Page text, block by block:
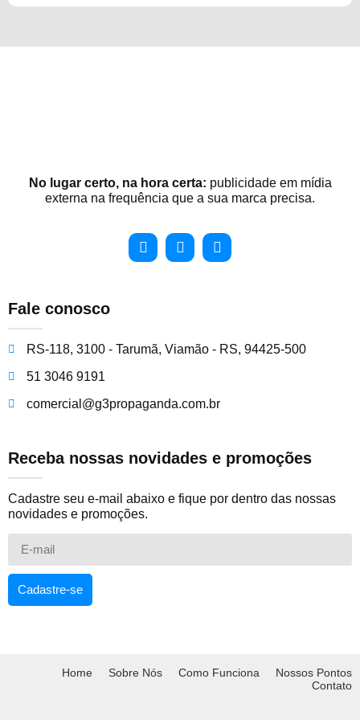
No lugar certo, na hora certa: publicidade em mídia
externa na frequência que a sua marca precisa.
Fale conosco
RS-118, 3100 - Tarumã, Viamão - RS, 94425-500
51 3046 9191
comercial@g3propaganda.com.br
Receba nossas novidades e promoções
Cadastre seu e-mail abaixo e fique por dentro das nossas
novidades e promoções.
Cadastre-se
Home Sobre Nós Como Funciona
Nossos Pontos
Contato